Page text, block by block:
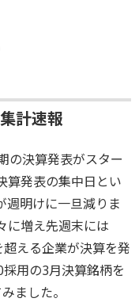
計速報
の決算発表がスター
算発表の集中日とい
週明けに一旦減りま
に増え先週末には
える企業が決算を発
用の3月決算銘柄を
ました。